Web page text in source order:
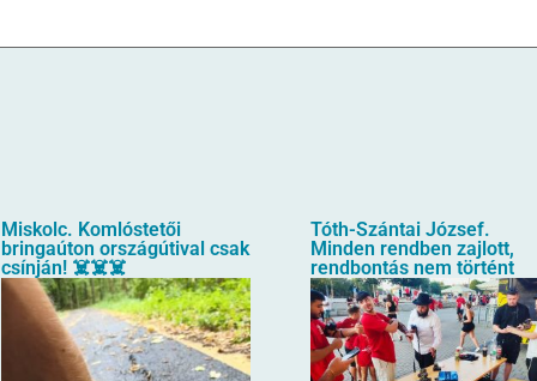
Miskolc. Komlóstetői
bringaúton országútival csak
csínján! ☠️☠️☠️
Tóth-Szántai József.
Minden rendben zajlott,
rendbontás nem történt